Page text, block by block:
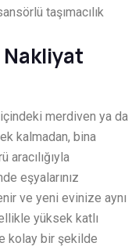
taşımacılık
Nakliyat
merdiven ya da
kalmadan, bina
aracılığıyla
eşyalarınız
ve yeni evinize aynı
yüksek katlı
kolay bir şekilde